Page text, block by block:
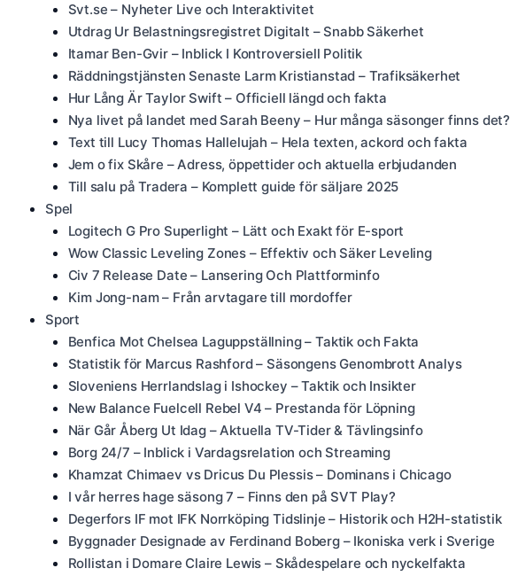
Svt.se – Nyheter Live och Interaktivitet
Utdrag Ur Belastningsregistret Digitalt – Snabb Säkerhet
Itamar Ben-Gvir – Inblick I Kontroversiell Politik
Räddningstjänsten Senaste Larm Kristianstad – Trafiksäkerhet
Hur Lång Är Taylor Swift – Officiell längd och fakta
Nya livet på landet med Sarah Beeny – Hur många säsonger finns det?
Text till Lucy Thomas Hallelujah – Hela texten, ackord och fakta
Jem o fix Skåre – Adress, öppettider och aktuella erbjudanden
Till salu på Tradera – Komplett guide för säljare 2025
Spel
Logitech G Pro Superlight – Lätt och Exakt för E-sport
Wow Classic Leveling Zones – Effektiv och Säker Leveling
Civ 7 Release Date – Lansering Och Plattforminfo
Kim Jong-nam – Från arvtagare till mordoffer
Sport
Benfica Mot Chelsea Laguppställning – Taktik och Fakta
Statistik för Marcus Rashford – Säsongens Genombrott Analys
Sloveniens Herrlandslag i Ishockey – Taktik och Insikter
New Balance Fuelcell Rebel V4 – Prestanda för Löpning
När Går Åberg Ut Idag – Aktuella TV-Tider & Tävlingsinfo
Borg 24/7 – Inblick i Vardagsrelation och Streaming
Khamzat Chimaev vs Dricus Du Plessis – Dominans i Chicago
I vår herres hage säsong 7 – Finns den på SVT Play?
Degerfors IF mot IFK Norrköping Tidslinje – Historik och H2H-statistik
Byggnader Designade av Ferdinand Boberg – Ikoniska verk i Sverige
Rollistan i Domare Claire Lewis – Skådespelare och nyckelfakta